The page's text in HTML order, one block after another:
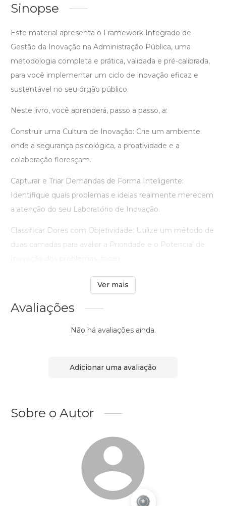
Sinopse
Este material apresenta o Framework Integrado de
Gestão da Inovação na Administração Pública, uma
metodologia completa e prática, validada e pré-calibrada,
para você implementar um ciclo de inovação eficaz e
sustentável no seu órgão público.
Neste livro, você aprenderá, passo a passo, a:
Construir uma Cultura de Inovação: Crie um ambiente
onde a segurança psicológica, a proatividade e a
colaboração floresçam.
Capturar e Triar Demandas de Forma Inteligente:
Identifique quais problemas e ideias realmente merecem
a atenção do seu Laboratório de Inovação.
Classificar Dores com Objetividade: Utilize um método de
duas camadas para avaliar a Prioridade e o Potencial de
Ver mais
Avaliações
Não há avaliações ainda.
Adicionar uma avaliação
Sobre o Autor